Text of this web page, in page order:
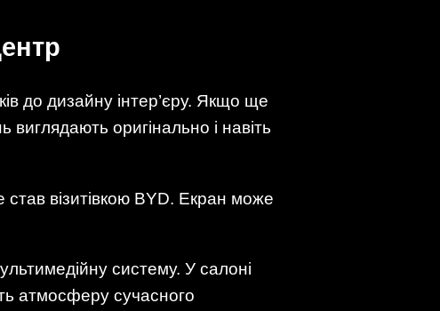
до дизайну інтер’єру. Якщо ще
виглядають оригінально і навіть
візитівкою BYD. Екран може
систему. У салоні
атмосферу сучасного